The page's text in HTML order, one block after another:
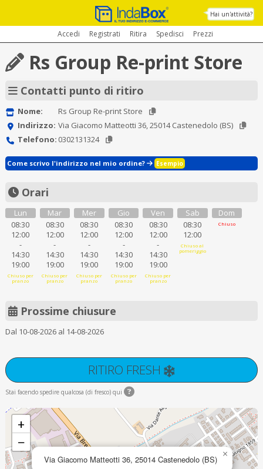
Hai un'attività?
Accedi Registrati Ritira Spedisci Prezzi
Rs Group Re-print Store
Contatti punto di ritiro
Nome:
Rs Group Re-print Store
Indirizzo: Via Giacomo Matteotti 36, 25014 Castenedolo (BS)
Telefono: 0302131324
Come scrivo l'indirizzo nel mio ordine? Esempio
Orari
Lun
08:30
12:00
-
14:30
19:00
Chiuso per
pranzo
Mar
08:30
12:00
-
14:30
19:00
Chiuso per
pranzo
Mer
08:30
12:00
-
14:30
19:00
Chiuso per
pranzo
Gio
08:30
12:00
-
14:30
19:00
Chiuso per
pranzo
Ven
08:30
12:00
-
14:30
19:00
Chiuso per
pranzo
Sab
08:30
12:00
Chiuso al
pomeriggio
Dom
Chiuso
Prossime chiusure
Dal 10-08-2026 al 14-08-2026
RITIRO FRESH
Stai facendo spedire qualcosa (di fresco) qui
Via Giacomo Matteotti 36, 25014 Castenedolo (BS) ×
+
−